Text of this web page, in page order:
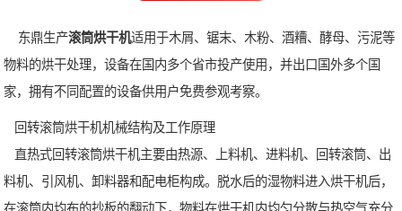
东鼎生产滚筒烘干机适用于木屑、锯末、木粉、酒糟、酵母、污泥等
物料的烘干处理，设备在国内多个省市投产使用，并出口国外多个国
家，拥有不同配置的设备供用户免费参观考察。
回转滚筒烘干机机械结构及工作原理
直热式回转滚筒烘干机主要由热源、上料机、进料机、回转滚筒、出
料机、引风机、卸料器和配电柜构成。脱水后的湿物料进入烘干机后，
在滚筒内均布的抄板的翻动下，物料在烘干机内均匀分散与热空气充分